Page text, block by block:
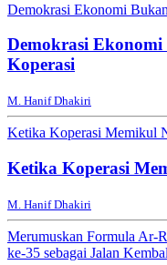
Demokrasi Ekonomi
Demokrasi
Koperasi
M. Hanif Dhakiri
Ketika Koperasi Memikul
Ketika Koperasi
M. Hanif Dhakiri
Merumuskan Formula Ar-
ke-35 sebagai Jalan